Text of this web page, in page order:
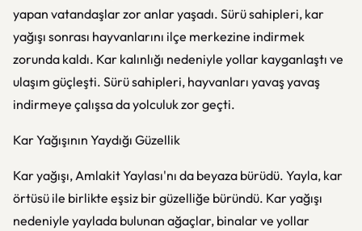
yapan vatandaşlar zor anlar yaşadı. Sürü sahipleri, kar
yağışı sonrası hayvanlarını ilçe merkezine indirmek
zorunda kaldı. Kar kalınlığı nedeniyle yollar kayganlaştı ve
ulaşım güçleşti. Sürü sahipleri, hayvanları yavaş yavaş
indirmeye çalışsa da yolculuk zor geçti.
Kar Yağışının Yaydığı Güzellik
Kar yağışı, Amlakit Yaylası'nı da beyaza bürüdü. Yayla, kar
örtüsü ile birlikte eşsiz bir güzelliğe büründü. Kar yağışı
nedeniyle yaylada bulunan ağaçlar, binalar ve yollar